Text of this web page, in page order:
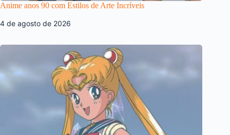
Anime anos 90 com Estilos de Arte Incríveis
4 de agosto de 2026